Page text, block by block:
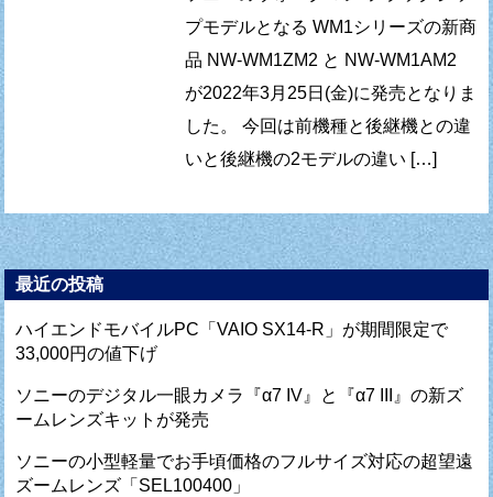
プモデルとなる WM1シリーズの新商
品 NW-WM1ZM2 と NW-WM1AM2
が2022年3月25日(金)に発売となりま
した。 今回は前機種と後継機との違
いと後継機の2モデルの違い […]
最近の投稿
ハイエンドモバイルPC「VAIO SX14-R」が期間限定で
33,000円の値下げ
ソニーのデジタル一眼カメラ『α7 IV』と『α7 III』の新ズ
ームレンズキットが発売
ソニーの小型軽量でお手頃価格のフルサイズ対応の超望遠
ズームレンズ「SEL100400」